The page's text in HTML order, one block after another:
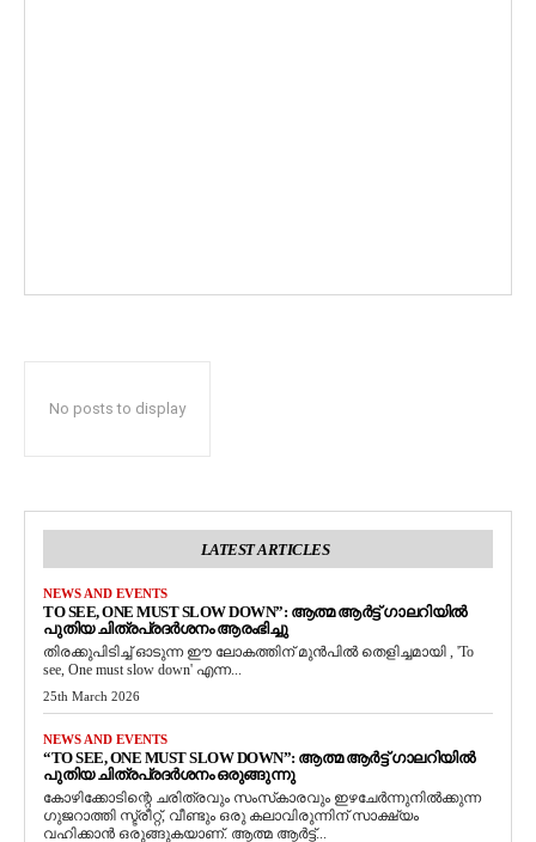
No posts to display
LATEST ARTICLES
NEWS AND EVENTS
TO SEE, ONE MUST SLOW DOWN”: ആത്മ ആർട്ട് ഗാലറിയിൽ
പുതിയ ചിത്രപ്രദർശനം ആരംഭിച്ചു
തിരക്കുപിടിച്ച് ഓടുന്ന ഈ ലോകത്തിന് മുൻപിൽ തെളിച്ചമായി , 'To
see, One must slow down' എന്ന...
25th March 2026
NEWS AND EVENTS
“TO SEE, ONE MUST SLOW DOWN”: ആത്മ ആർട്ട് ഗാലറിയിൽ
പുതിയ ചിത്രപ്രദർശനം ഒരുങ്ങുന്നു
കോഴിക്കോടിന്റെ ചരിത്രവും സംസ്‌കാരവും ഇഴചേർന്നുനിൽക്കുന്ന
ഗുജറാത്തി സ്ട്രീറ്റ്, വീണ്ടും ഒരു കലാവിരുന്നിന് സാക്ഷ്യം
വഹിക്കാൻ ഒരുങ്ങുകയാണ്. ആത്മ ആർട്ട്...